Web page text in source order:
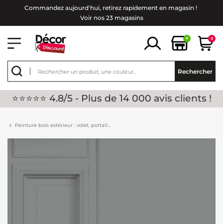
Commandez aujourd'hui, retirez rapidement en magasin !
Voir nos 23 magasins
+ 0
Rechercher
⭐⭐⭐⭐⭐ 4.8/5 - Plus de 14 000 avis clients !
Peinture bois extérieur : volet, portail...